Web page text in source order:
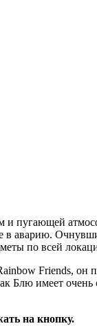
пугающей
в аварию.
по всей
Friends,
Блю имеет
на кнопку.